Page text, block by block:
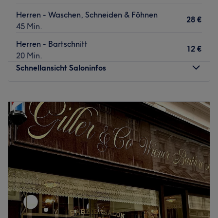
Herren - Waschen, Schneiden & Föhnen
45 Min.
28 €
Herren - Bartschnitt
20 Min.
12 €
Schnellansicht Saloninfos
Dienstag
10:00–19:00
Mittwoch
–19:00
Donnerstag
10:00–19:00
Freitag
10:00– 19:00
Samstag
10:00– 19:00
Geschlossen
Der klassische Aiman Barbershop in Wiens 15. Bezirk
bietet dir ein umfangreiches und authentisches Angebot,
abgestimmt auf deinen Style und Look. Egal ob markant